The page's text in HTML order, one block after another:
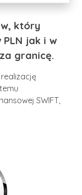
który
jak i w
granicę.
SWIFT,